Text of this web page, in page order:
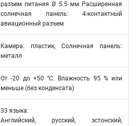
разъем питания Ø 5.5 мм Расширенная
солнечная панель: 4-контактный
авиационный разъем
Камера: пластик, Солнечная панель:
металл
От -20 до +50 °C. Влажность 95 % или
меньше (без конденсата)
33 языка:
Английский, русский, эстонский,